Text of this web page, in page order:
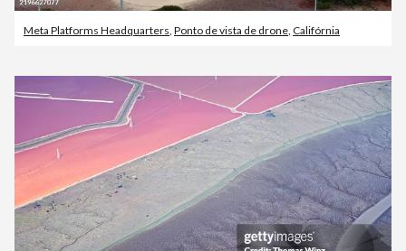
Meta Platforms Headquarters, Ponto de vista de drone, Califórnia